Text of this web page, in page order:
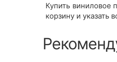
Купить виниловое
корзину и